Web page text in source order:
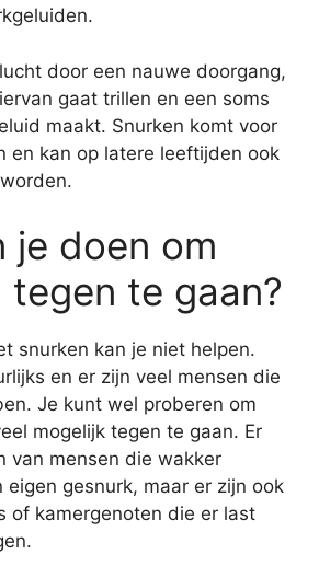
door een nauwe doorgang,
gaat trillen en een soms
maakt. Snurken komt voor
en kan op latere leeftijden ook
je doen om
tegen te gaan?
snurken kan je niet helpen.
en er zijn veel mensen die
Je kunt wel proberen om
mogelijk tegen te gaan. Er
van mensen die wakker
eigen gesnurk, maar er zijn ook
of kamergenoten die er last